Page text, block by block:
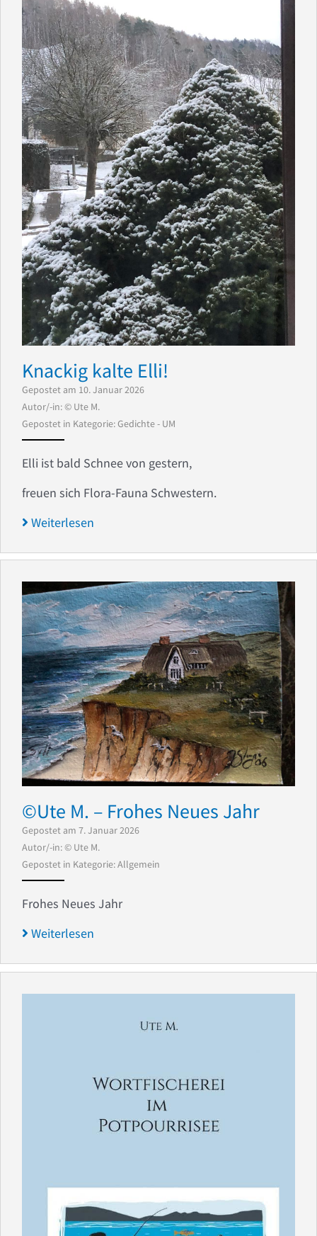
Knackig kalte Elli!
Gepostet am 10. Januar 2026
Autor/-in: © Ute M.
Gepostet in Kategorie:Gedichte - UM
Elli ist bald Schnee von gestern,
freuen sich Flora-Fauna Schwestern.
Weiterlesen
©️Ute M. – Frohes Neues Jahr
Gepostet am 7. Januar 2026
Autor/-in: © Ute M.
Gepostet in Kategorie:Allgemein
Frohes Neues Jahr
Weiterlesen